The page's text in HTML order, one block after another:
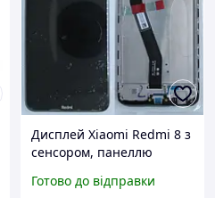
Дисплей Xiaomi Redmi 8 з
сенсором, панеллю
(5600040C3I00)
Готово до відправки